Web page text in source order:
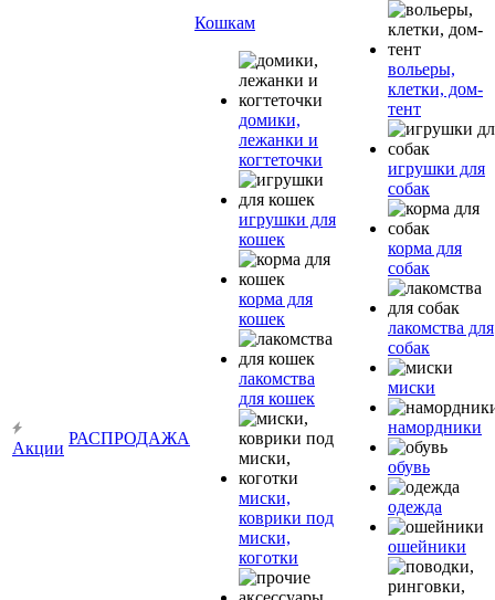
Акции
РАСПРОДАЖА
Кошкам
домики,
лежанки и
когтеточки
игрушки для
кошек
корма для
кошек
лакомства
для кошек
миски,
коврики под
миски,
коготки
вольеры,
клетки, дом-
тент
игрушки для
собак
корма для
собак
лакомства для
собак
миски
намордники
обувь
одежда
ошейники